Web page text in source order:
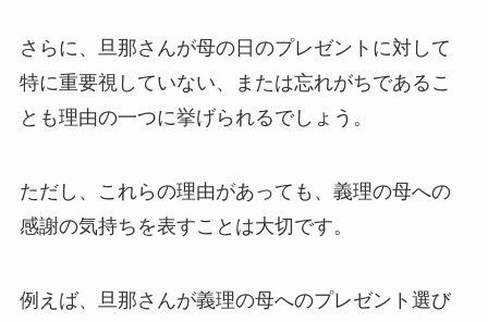
さらに、旦那さんが母の日のプレゼントに対して
特に重要視していない、または忘れがちであるこ
とも理由の一つに挙げられるでしょう。
ただし、これらの理由があっても、義理の母への
感謝の気持ちを表すことは大切です。
例えば、旦那さんが義理の母へのプレゼント選び